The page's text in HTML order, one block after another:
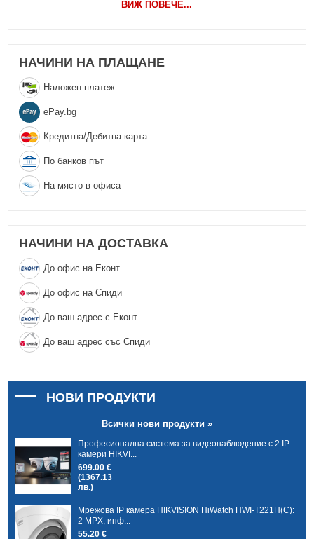
ВИЖ ПОВЕЧЕ...
НАЧИНИ НА ПЛАЩАНЕ
Наложен платеж
еPay.bg
Кредитна/Дебитна карта
По банков път
На място в офиса
НАЧИНИ НА ДОСТАВКА
До офис на Еконт
До офис на Спиди
До ваш адрес с Еконт
До ваш адрес със Спиди
НОВИ ПРОДУКТИ
Всички нови продукти »
Професионална система за видеонаблюдение с 2 IP
камери HIKVI...
699.00 €
(1367.13
лв.)
Мрежова IP камера HIKVISION HiWatch HWI-T221H(C):
2 MPX, инф...
55.20 €